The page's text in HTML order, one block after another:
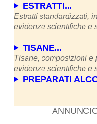
ESTRATTI...
Estratti standardizzati,
evidenze scientifiche e
TISANE...
Tisane, composizioni e
evidenze scientifiche e
PREPARATI